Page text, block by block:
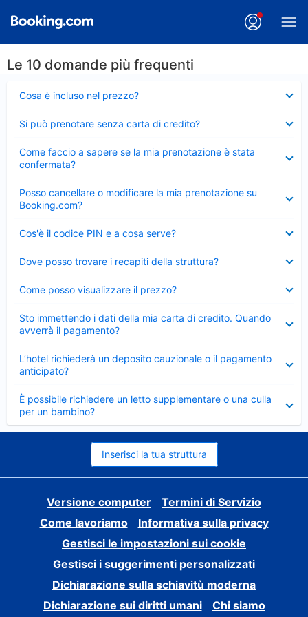
Le 10 domande più frequenti
Cosa è incluso nel prezzo?
chiuso
Si può prenotare senza carta di credito?
chiuso
Come faccio a sapere se la mia prenotazione è stata
confermata?
chiuso
Posso cancellare o modificare la mia prenotazione su
Booking.com?
chiuso
Cos'è il codice PIN e a cosa serve?
chiuso
Dove posso trovare i recapiti della struttura?
chiuso
Come posso visualizzare il prezzo?
chiuso
Sto immettendo i dati della mia carta di credito. Quando
avverrà il pagamento?
chiuso
L’hotel richiederà un deposito cauzionale o il pagamento
anticipato?
chiuso
È possibile richiedere un letto supplementare o una culla
per un bambino?
Elemento
chiuso
Inserisci la tua struttura
Versione computer
Termini di Servizio
Come lavoriamo
Informativa sulla privacy
Gestisci le impostazioni sui cookie
Gestisci i suggerimenti personalizzati
Dichiarazione sulla schiavitù moderna
Dichiarazione sui diritti umani
Chi siamo